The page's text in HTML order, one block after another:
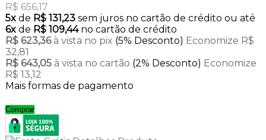
R$ 656,17
5xde R$ 131,23 sem juros no cartão de crédito ou até
6xde R$ 109,44no cartão de crédito
R$ 623,36 à vista no pix (5% Desconto) Economize R$
32,81
R$ 643,05 à vista no cartão (2% Desconto) Economize
R$ 13,12
Mais formas de pagamento
Comprar